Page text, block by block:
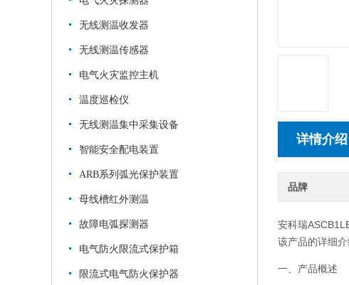
无线测温收发器
无线测温传感器
电气火灾监控主机
温度巡检仪
无线测温集中采集设备
智能安全配电装置
ARB系列弧光保护装置
母线槽红外测温
故障电弧探测器
电气防火限流式保护箱
限流式电气防火保护器
详情介绍
品牌
安科瑞
该产品的详细介
一、产品概述